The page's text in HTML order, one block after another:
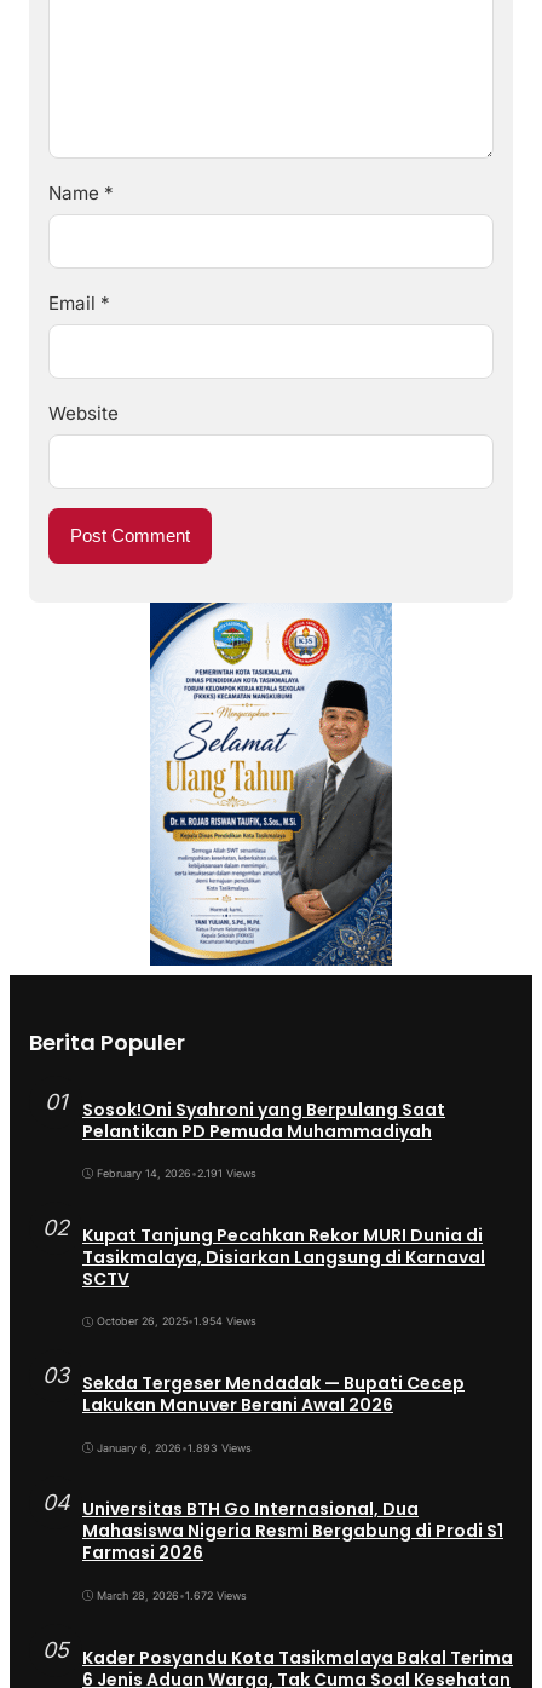
Name *
Email *
Website
Berita Populer
01
Sosok!Oni Syahroni yang Berpulang Saat
Pelantikan PD Pemuda Muhammadiyah
February 14, 2026•2.191 Views
02 Kupat Tanjung Pecahkan Rekor MURI Dunia di
Tasikmalaya, Disiarkan Langsung di Karnaval
SCTV
October 26, 2025•1.954 Views
03 Sekda Tergeser Mendadak — Bupati Cecep
Lakukan Manuver Berani Awal 2026
January 6, 2026•1.893 Views
04 Universitas BTH Go Internasional, Dua
Mahasiswa Nigeria Resmi Bergabung di Prodi S1
Farmasi 2026
March 28, 2026•1.672 Views
05 Kader Posyandu Kota Tasikmalaya Bakal Terima
6 Jenis Aduan Warga, Tak Cuma Soal Kesehatan